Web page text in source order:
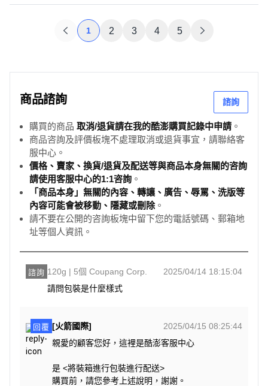
1 2 3 4 5
商品諮詢 諮詢
購買的商品 取消/退貨請在我的酷澎購買記錄中申請 。
商品咨詢及評價板塊不處理取消或退貨事宜，請聯絡客
服中心。
價格、賣家、換貨/退貨及配送等與商品本身無關的咨詢
請使用客服中心的1:1咨詢 。
「商品本身」無關的內容、轉讓、廣告、辱罵、洗版等
內容可能會被移動、隱藏或刪除。
請不要在公開的咨詢板塊中留下您的電話號碼、郵箱地
址等個人資訊。
諮詢 120g | 5個 Coupang Corp.
2025/04/14 18:15:04
請問包裝是什麼樣式
回覆 [火箭國際]
2025/04/15 08:25:44
親愛的顧客您好，這裡是酷澎客服中心
是 <將裝箱進行包裝進行配送>
購買前，請您參考上述說明，謝謝。